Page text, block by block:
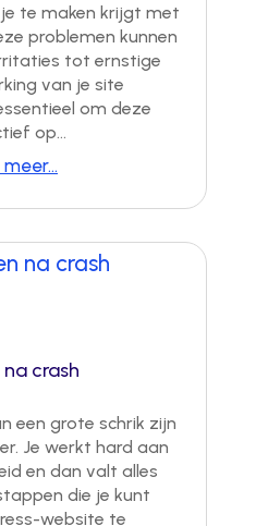
te maken krijgt met
problemen kunnen
tot ernstige
van je site
om deze
op...
meer...
crash
een grote schrik zijn
Je werkt hard aan
en dan valt alles
die je kunt
website te